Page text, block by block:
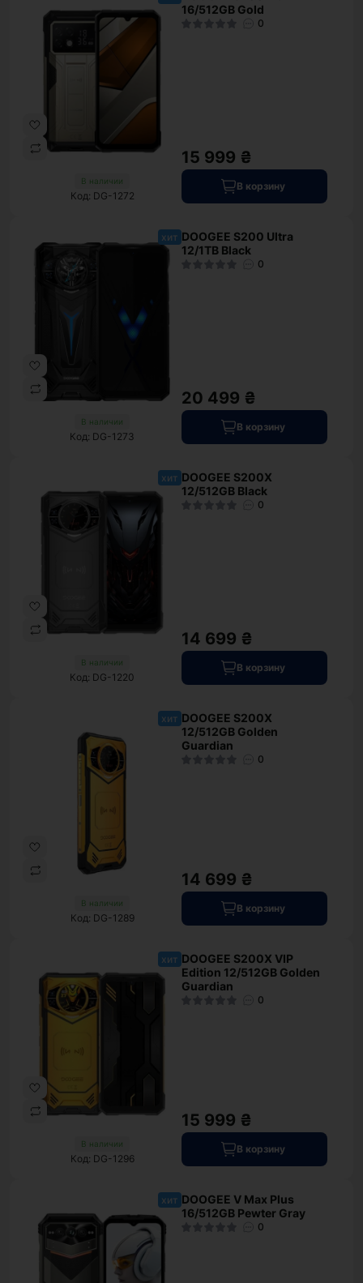
В наличии
Код: DG-1272
16/512GB Gold
0
15 999 ₴
В корзину
хит
В наличии
Код: DG-1273
DOOGEE S200 Ultra
12/1TB Black
0
20 499 ₴
В корзину
хит
В наличии
Код: DG-1220
DOOGEE S200X
12/512GB Black
0
14 699 ₴
В корзину
хит
В наличии
Код: DG-1289
DOOGEE S200X
12/512GB Golden
Guardian
0
14 699 ₴
В корзину
хит
В наличии
Код: DG-1296
DOOGEE S200X VIP
Edition 12/512GB Golden
Guardian
0
15 999 ₴
В корзину
хит DOOGEE V Max Plus
16/512GB Pewter Gray
0